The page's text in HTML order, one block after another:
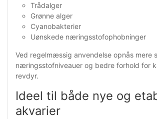
Trådalger
Grønne alger
Cyanobakterier
Uønskede næringsstofophobninger
Ved regelmæssig anvendelse opnås mere
næringsstofniveauer og bedre forhold for
revdyr.
Ideel til både nye og
akvarier